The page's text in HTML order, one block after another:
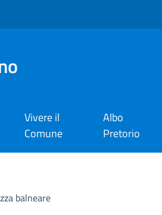
Vivere il
Comune
Albo
Pretorio
balneare